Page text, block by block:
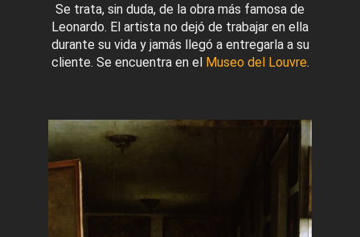
Se trata, sin duda, de la obra más famosa de
Leonardo. El artista no dejó de trabajar en ella
durante su vida y jamás llegó a entregarla a su
cliente. Se encuentra en el Museo del Louvre.